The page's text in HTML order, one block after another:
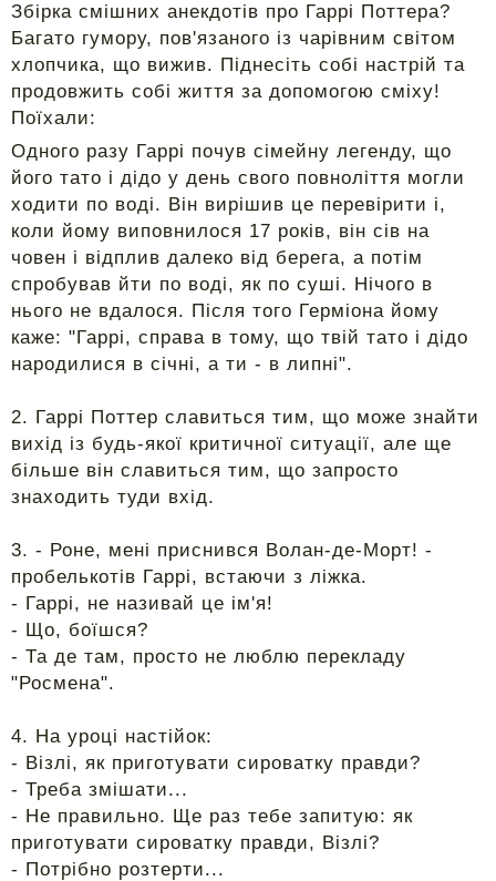
Збірка смішних анекдотів про Гаррі Поттера?
Багато гумору, пов'язаного із чарівним світом
хлопчика, що вижив. Піднесіть собі настрій та
продовжить собі життя за допомогою сміху!
Поїхали:
Одного разу Гаррі почув сімейну легенду, що
його тато і дідо у день свого повноліття могли
ходити по воді. Він вирішив це перевірити і,
коли йому виповнилося 17 років, він сів на
човен і відплив далеко від берега, а потім
спробував йти по воді, як по суші. Нічого в
нього не вдалося. Після того Герміона йому
каже: "Гаррі, справа в тому, що твій тато і дідо
народилися в січні, а ти - в липні".
2. Гаррі Поттер славиться тим, що може знайти
вихід із будь-якої критичної ситуації, але ще
більше він славиться тим, що запросто
знаходить туди вхід.
3. - Роне, мені приснився Волан-де-Морт! -
пробелькотів Гаррі, встаючи з ліжка.
- Гаррі, не називай це ім'я!
- Що, боїшся?
- Та де там, просто не люблю перекладу
"Росмена".
4. На уроці настійок:
- Візлі, як приготувати сироватку правди?
- Треба змішати...
- Не правильно. Ще раз тебе запитую: як
приготувати сироватку правди, Візлі?
- Потрібно розтерти...